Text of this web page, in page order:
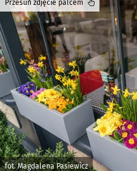
fot. Magdalena Pasiewicz
Przesuń zdjęcie palcem